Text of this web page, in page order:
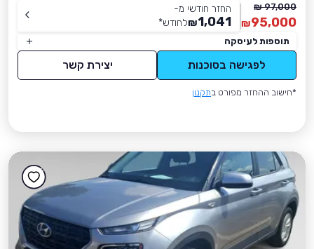
97,000 ₪
95,000
₪
החזר חודשי מ-
1,041
₪לחודש*
תוספות לעיסקה
לפגישה בסוכנות יצירת קשר
*חישוב ההחזר מפורט בתקנון